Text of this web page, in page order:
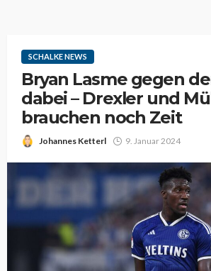
SCHALKE NEWS
Bryan Lasme gegen
dabei – Drexler und
brauchen noch Zeit
Johannes Ketterl 9. Januar 2024